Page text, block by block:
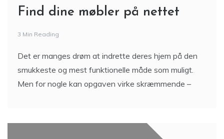
Find dine møbler på nettet
3 Min Reading
Det er manges drøm at indrette deres hjem på den
smukkeste og mest funktionelle måde som muligt.
Men for nogle kan opgaven virke skræmmende –